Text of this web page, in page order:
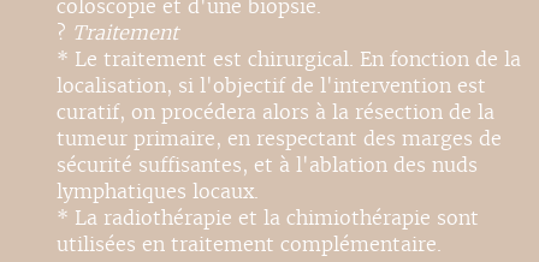
coloscopie et d'une biopsie.
? Traitement
* Le traitement est chirurgical. En fonction de la
localisation, si l'objectif de l'intervention est
curatif, on procédera alors à la résection de la
tumeur primaire, en respectant des marges de
sécurité suffisantes, et à l'ablation des nuds
lymphatiques locaux.
* La radiothérapie et la chimiothérapie sont
utilisées en traitement complémentaire.